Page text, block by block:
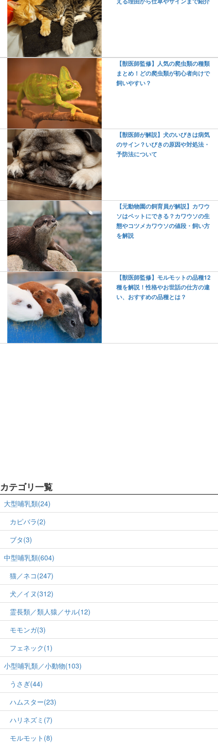
【獣医師監修】人気の爬虫類の種類
まとめ！どの爬虫類が初心者向けで
飼いやすい？
【獣医師が解説】犬のいびきは病気
のサイン？いびきの原因や対処法・
予防法について
【元動物園の飼育員が解説】カワウ
ソはペットにできる？カワウソの生
態やコツメカワウソの値段・飼い方
を解説
【獣医師監修】モルモットの品種12
種を解説！性格やお世話の仕方の違
い、おすすめの品種とは？
カテゴリ一覧
大型哺乳類(24)
カピバラ(2)
ブタ(3)
中型哺乳類(604)
猫／ネコ(247)
犬／イヌ(312)
霊長類／類人猿／サル(12)
モモンガ(3)
フェネック(1)
小型哺乳類／小動物(103)
うさぎ(44)
ハムスター(23)
ハリネズミ(7)
モルモット(8)